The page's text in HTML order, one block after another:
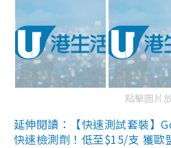
點擊圖片
延伸閱讀：【快速測試套裝】
快速檢測劑！低至$15/支 獲歐